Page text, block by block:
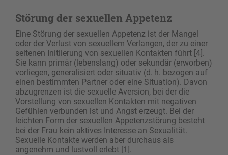
Störung der sexuellen Appetenz
Eine Störung der sexuellen Appetenz ist der Mangel
oder der Verlust von sexuellem Verlangen, der zu einer
seltenen Initiierung von sexuellen Kontakten führt [4].
Sie kann primär (lebenslang) oder sekundär (erworben)
vorliegen, generalisiert oder situativ (d. h. bezogen auf
einen bestimmten Partner oder eine Situation). Davon
abzugrenzen ist die sexuelle Aversion, bei der die
Vorstellung von sexuellen Kontakten mit negativen
Gefühlen verbunden ist und Angst erzeugt. Bei der
leichten Form der sexuellen Appetenzstörung besteht
bei der Frau kein aktives ­Interesse an Sexualität.
Sexuelle Kontakte werden aber durchaus als
angenehm und lustvoll erlebt [1].